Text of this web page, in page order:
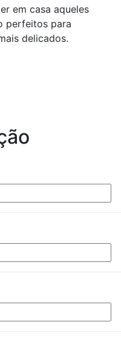
em casa aqueles
perfeitos para
delicados.